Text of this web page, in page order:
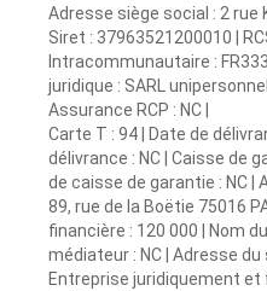
Adresse siège social : 2 rue
Siret : 37963521200010 |
Intracommunautaire :
juridique : SARL
Assurance RCP : NC |
Carte T : 94 | Date de
délivrance : NC | Caisse de
de caisse de garantie : NC |
89, rue de la Boëtie 75016
financière : 120 000 | Nom
médiateur : NC | Adresse du
Entreprise juridiquement et